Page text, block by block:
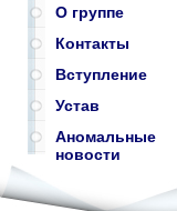
О группе
Контакты
Вступление
Устав
Аномальные
новости